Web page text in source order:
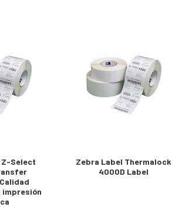
Z-Select
impresión
Zebra Label Thermalock
4000D Label